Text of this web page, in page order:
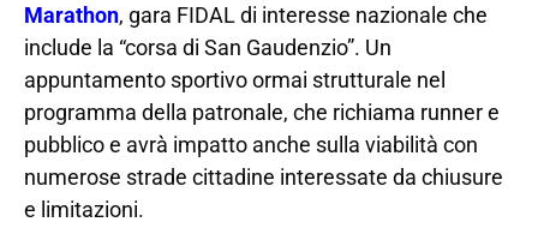
Marathon, gara FIDAL di interesse nazionale che
include la “corsa di San Gaudenzio”. Un
appuntamento sportivo ormai strutturale nel
programma della patronale, che richiama runner e
pubblico e avrà impatto anche sulla viabilità con
numerose strade cittadine interessate da chiusure
e limitazioni.